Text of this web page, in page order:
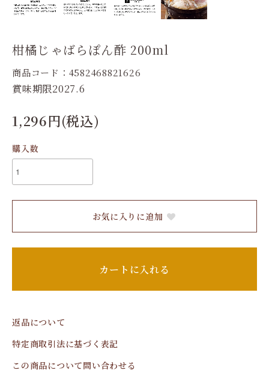
柑橘じゃばらぽん酢 200ml
商品コード：4582468821626
賞味期限2027.6
1,296円(税込)
購入数
お気に入りに追加
カートに入れる
返品について
特定商取引法に基づく表記
この商品について問い合わせる